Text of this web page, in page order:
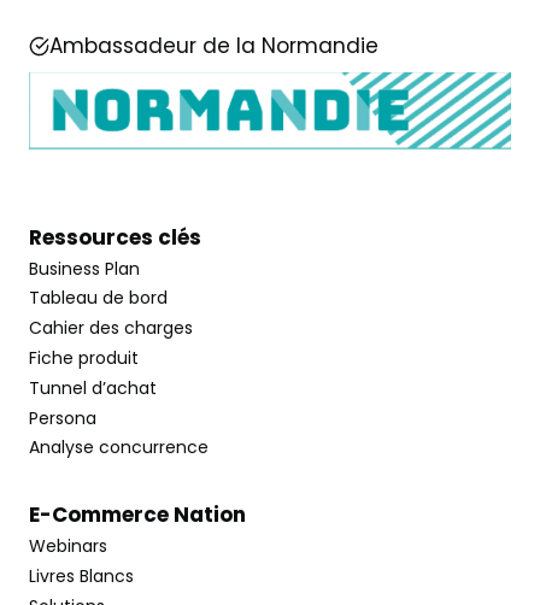
Ambassadeur de la Normandie
Ressources clés
Business Plan
Tableau de bord
Cahier des charges
Fiche produit
Tunnel d’achat
Persona
Analyse concurrence
E-Commerce Nation
Webinars
Livres Blancs